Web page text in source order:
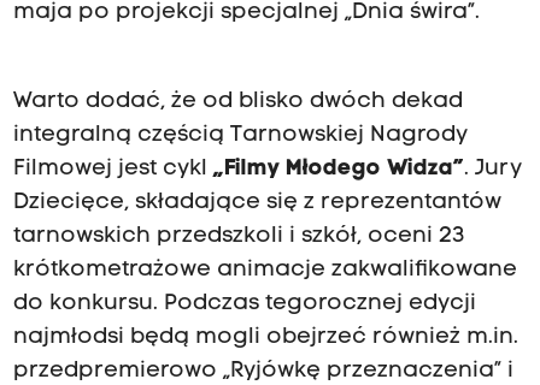
maja po projekcji specjalnej „Dnia świra”.
Warto dodać, że od blisko dwóch dekad
integralną częścią Tarnowskiej Nagrody
Filmowej jest cykl „Filmy Młodego Widza”. Jury
Dziecięce, składające się z reprezentantów
tarnowskich przedszkoli i szkół, oceni 23
krótkometrażowe animacje zakwalifikowane
do konkursu. Podczas tegorocznej edycji
najmłodsi będą mogli obejrzeć również m.in.
przedpremierowo „Ryjówkę przeznaczenia” i